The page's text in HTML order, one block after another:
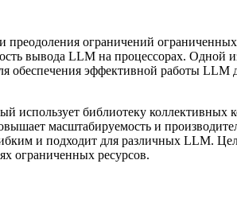
ограничений
вывода LLM на процессорах. Одной
эффективной работы LLM
использует библиотеку
масштабируемость и
и подходит для различных LLM.
ограниченных ресурсов.